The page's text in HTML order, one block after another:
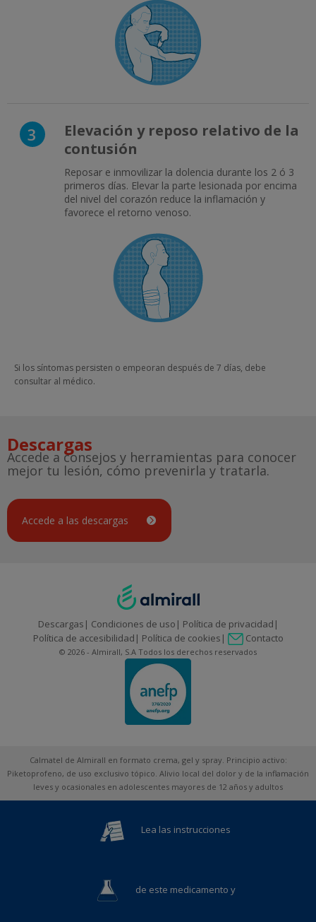
3
Elevación y reposo relativo de la
contusión
Reposar e inmovilizar la dolencia durante los 2 ó 3
primeros días. Elevar la parte lesionada por encima
del nivel del corazón reduce la inflamación y
favorece el retorno venoso.
Si los síntomas persisten o empeoran después de 7 días, debe
consultar al médico.
Descargas
Accede a consejos y herramientas para conocer
mejor tu lesión, cómo prevenirla y tratarla.
Accede a las descargas
Descargas Condiciones de uso
Política de privacidad
Política de accesibilidad
Política de cookies Contacto
© 2026 - Almirall, S.A Todos los derechos reservados
Calmatel de Almirall en formato crema, gel y spray. Principio activo:
Piketoprofeno, de uso exclusivo tópico. Alivio local del dolor y de la inflamación
leves y ocasionales en adolescentes mayores de 12 años y adultos
Lea las instrucciones
de este medicamento y